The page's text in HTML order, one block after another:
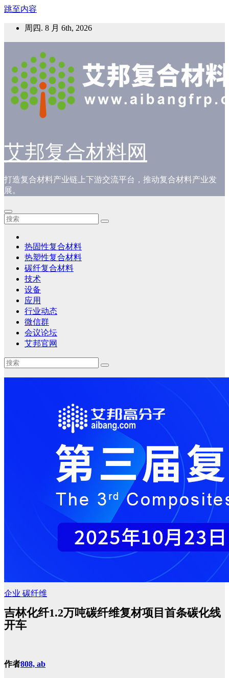
跳至内容
周四. 8 月 6th, 2026
艾邦复合材料网
打造复合材料产业链上下游交流平台，推动复合材料产业发
展。
热固性复合材料
热塑性复合材料
碳纤复合材料
技术
设备
应用
行业动态
微信群
会议论坛
艾邦官网
企业 碳纤维
吉林化纤1.2万吨碳纤维复材项目首条碳化线
开车
作者808, ab